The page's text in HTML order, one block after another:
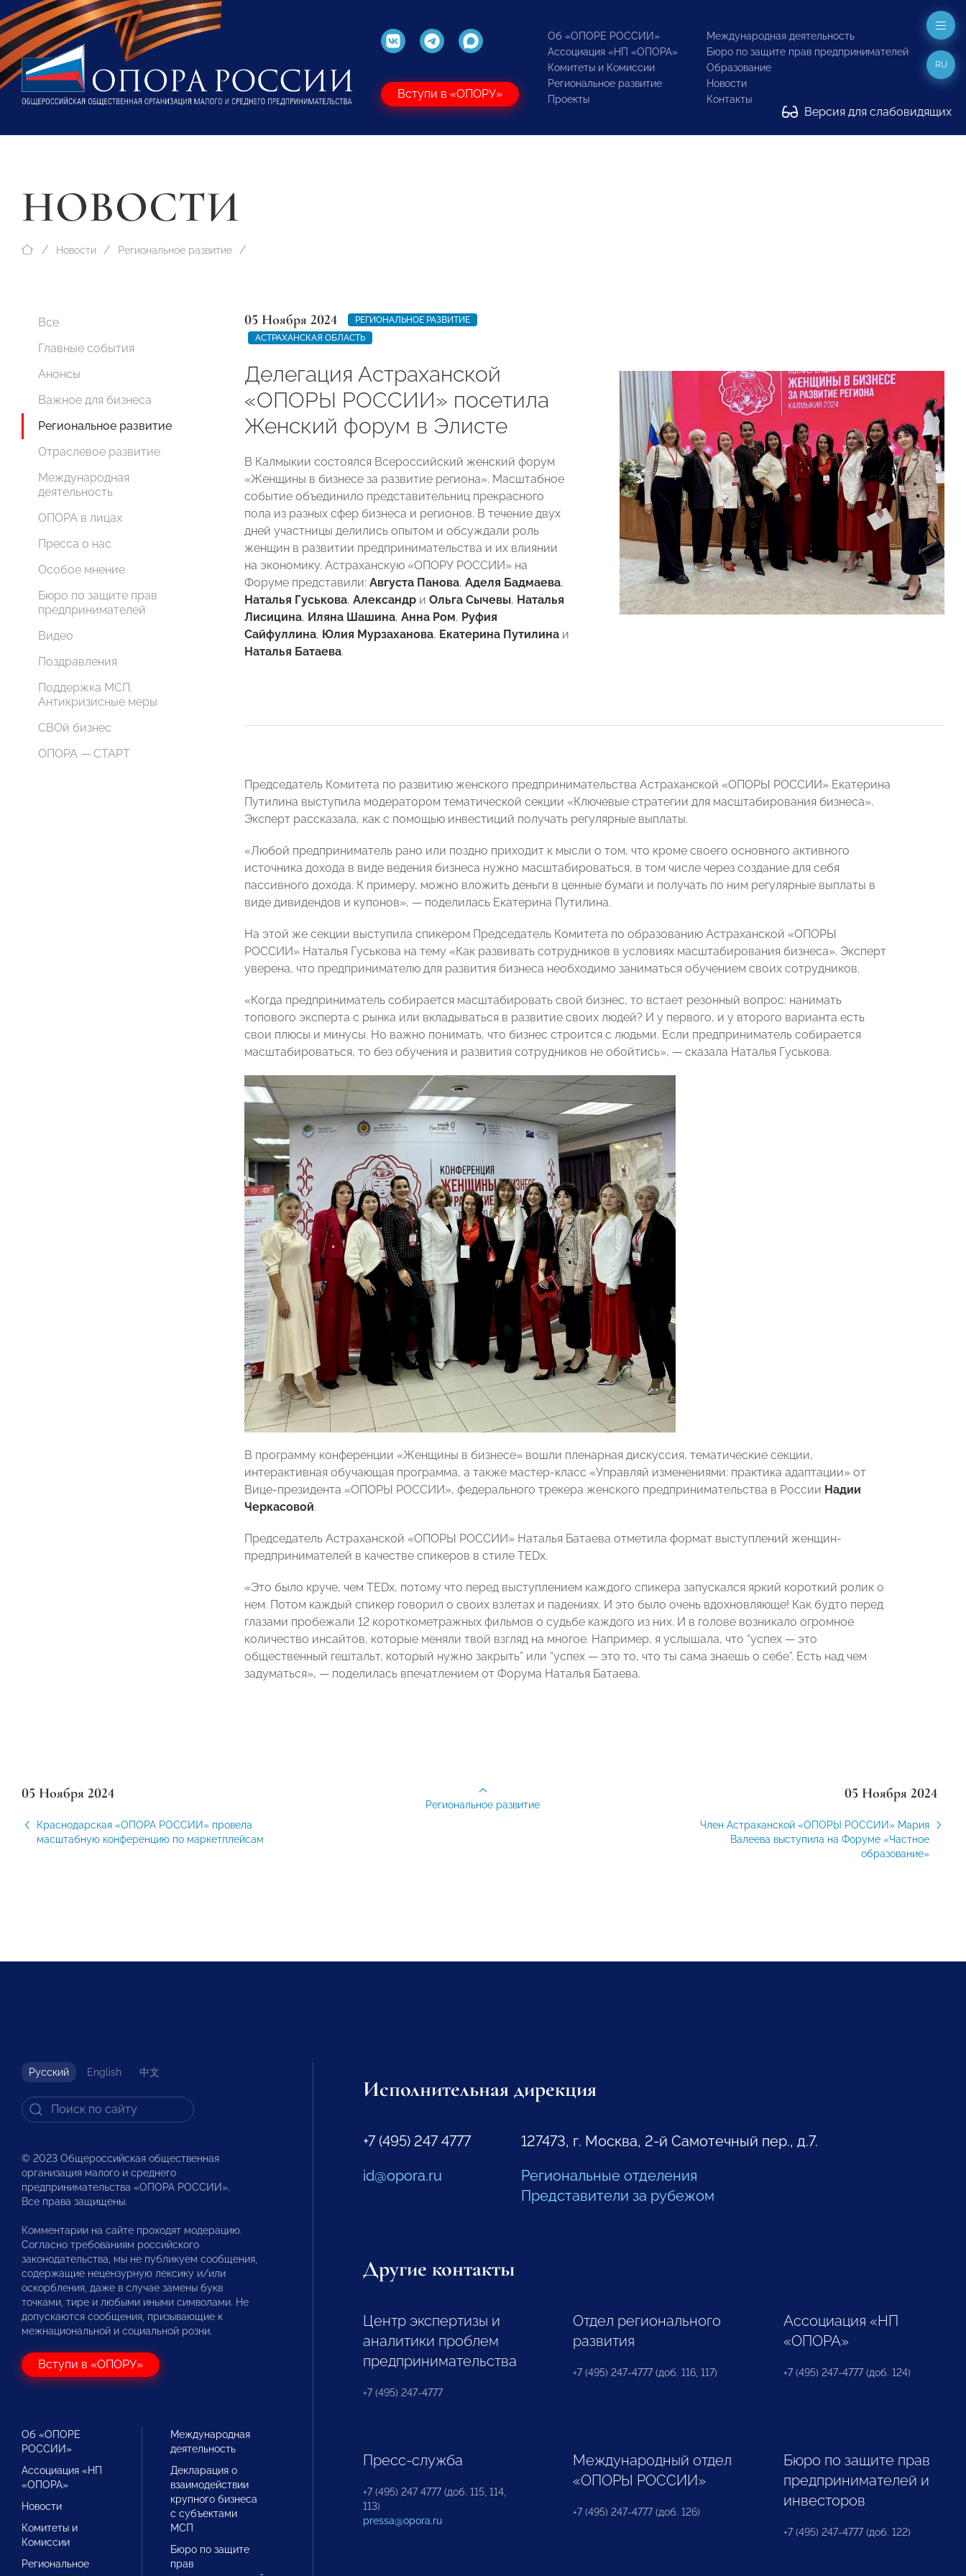
Вступи в «ОПОРУ»
Об «ОПОРЕ РОССИИ»
Ассоциация «НП «ОПОРА»
Комитеты и Комиссии
Региональное развитие
Проекты
Международная деятельность
Бюро по защите прав предпринимателей
Образование
Новости
Контакты
Версия для слабовидящих
RU
НОВОСТИ
Новости Региональное развитие
Все
Главные события
Анонсы
Важное для бизнеса
Региональное развитие
Отраслевое развитие
Международная
деятельность
ОПОРА в лицах
Пресса о нас
Особое мнение
Бюро по защите прав
предпринимателей
Видео
Поздравления
Поддержка МСП.
Антикризисные меры
СВОй бизнес
ОПОРА — СТАРТ
05 Ноября 2024
РЕГИОНАЛЬНОЕ РАЗВИТИЕ
АСТРАХАНСКАЯ ОБЛАСТЬ
Делегация Астраханской
«ОПОРЫ РОССИИ» посетила
Женский форум в Элисте
В Калмыкии состоялся Всероссийский женский форум
«Женщины в бизнесе за развитие региона». Масштабное
событие объединило представительниц прекрасного
пола из разных сфер бизнеса и регионов. В течение двух
дней участницы делились опытом и обсуждали роль
женщин в развитии предпринимательства и их влиянии
на экономику. Астраханскую «ОПОРУ РОССИИ» на
Форуме представили: Августа Панова, Аделя Бадмаева,
Наталья Гуськова, Александр и Ольга Сычевы, Наталья
Лисицина, Иляна Шашина, Анна Ром, Руфия
Сайфуллина, Юлия Мурзаханова, Екатерина Путилина и
Наталья Батаева.
Председатель Комитета по развитию женского предпринимательства Астраханской «ОПОРЫ РОССИИ» Екатерина
Путилина выступила модератором тематической секции «Ключевые стратегии для масштабирования бизнеса».
Эксперт рассказала, как с помощью инвестиций получать регулярные выплаты.
«Любой предприниматель рано или поздно приходит к мысли о том, что кроме своего основного активного
источника дохода в виде ведения бизнеса нужно масштабироваться, в том числе через создание для себя
пассивного дохода. К примеру, можно вложить деньги в ценные бумаги и получать по ним регулярные выплаты в
виде дивидендов и купонов», — поделилась Екатерина Путилина.
На этой же секции выступила спикером Председатель Комитета по образованию Астраханской «ОПОРЫ
РОССИИ» Наталья Гуськова на тему «Как развивать сотрудников в условиях масштабирования бизнеса». Эксперт
уверена, что предпринимателю для развития бизнеса необходимо заниматься обучением своих сотрудников.
«Когда предприниматель собирается масштабировать свой бизнес, то встает резонный вопрос: нанимать
топового эксперта с рынка или вкладываться в развитие своих людей? И у первого, и у второго варианта есть
свои плюсы и минусы. Но важно понимать, что бизнес строится с людьми. Если предприниматель собирается
масштабироваться, то без обучения и развития сотрудников не обойтись», — сказала Наталья Гуськова.
В программу конференции «Женщины в бизнесе» вошли пленарная дискуссия, тематические секции,
интерактивная обучающая программа, а также мастер-класс «Управляй изменениями: практика адаптации» от
Вице-президента «ОПОРЫ РОССИИ», федерального трекера женского предпринимательства в России Надии
Черкасовой.
Председатель Астраханской «ОПОРЫ РОССИИ» Наталья Батаева отметила формат выступлений женщин-
предпринимателей в качестве спикеров в стиле TEDx.
«Это было круче, чем TEDx, потому что перед выступлением каждого спикера запускался яркий короткий ролик о
нем. Потом каждый спикер говорил о своих взлетах и падениях. И это было очень вдохновляюще! Как будто перед
глазами пробежали 12 короткометражных фильмов о судьбе каждого из них. И в голове возникало огромное
количество инсайтов, которые меняли твой взгляд на многое. Например, я услышала, что “успех — это
общественный гештальт, который нужно закрыть” или “успех — это то, что ты сама знаешь о себе”. Есть над чем
задуматься», — поделилась впечатлением от Форума Наталья Батаева.
05 Ноября 2024
Краснодарская «ОПОРА РОССИИ» провела
масштабную конференцию по маркетплейсам
05 Ноября 2024
Член Астраханской «ОПОРЫ РОССИИ» Мария
Валеева выступила на Форуме «Частное
образование»
Региональное развитие
Русский English 中文
© 2023 Общероссийская общественная
организация малого и среднего
предпринимательства «ОПОРА РОССИИ».
Все права защищены.
Комментарии на сайте проходят модерацию.
Согласно требованиям российского
законодательства, мы не публикуем сообщения,
содержащие нецензурную лексику и/или
оскорбления, даже в случае замены букв
точками, тире и любыми иными символами. Не
допускаются сообщения, призывающие к
межнациональной и социальной розни.
Вступи в «ОПОРУ»
Об «ОПОРЕ
РОССИИ»
Ассоциация «НП
«ОПОРА»
Новости
Комитеты и
Комиссии
Региональное
Международная
деятельность
Декларация о
взаимодействии
крупного бизнеса
с субъектами
МСП
Бюро по защите
прав
Исполнительная дирекция
+7 (495) 247 4777
id@opora.ru
127473, г. Москва, 2-й Самотечный пер., д.7.
Региональные отделения
Представители за рубежом
Другие контакты
Центр экспертизы и
аналитики проблем
предпринимательства
+7 (495) 247-4777
Отдел регионального
развития
+7 (495) 247-4777 (доб. 116, 117)
Ассоциация «НП
«ОПОРА»
+7 (495) 247-4777 (доб. 124)
Пресс-служба
+7 (495) 247 4777 (доб. 115, 114,
113)
pressa@opora.ru
Международный отдел
«ОПОРЫ РОССИИ»
+7 (495) 247-4777 (доб. 126)
Бюро по защите прав
предпринимателей и
инвесторов
+7 (495) 247-4777 (доб. 122)